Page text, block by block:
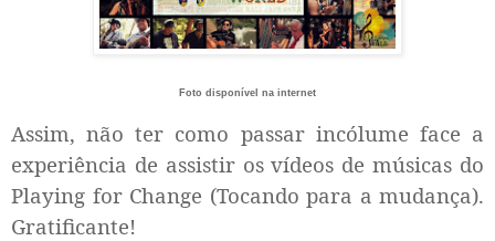
Foto disponível na internet
Assim, não ter como passar incólume face a
experiência de assistir os vídeos de músicas do
Playing for Change (Tocando para a mudança).
Gratificante!